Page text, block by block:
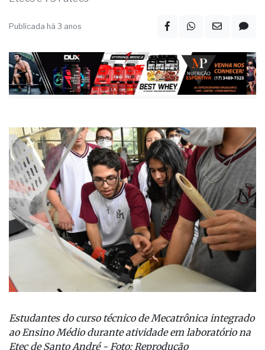
Estudantes do curso técnico de Mecatrônica integrado
ao Ensino Médio durante atividade em laboratório na
Da Redação